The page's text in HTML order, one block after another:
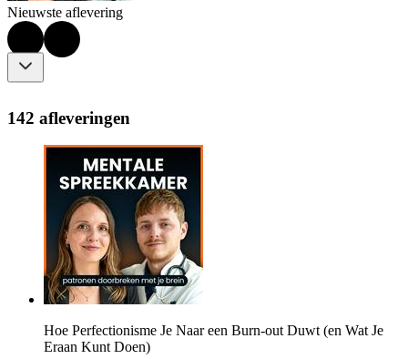
Nieuwste aflevering
142 afleveringen
Hoe Perfectionisme Je Naar een Burn-out Duwt (en Wat Je
Eraan Kunt Doen)